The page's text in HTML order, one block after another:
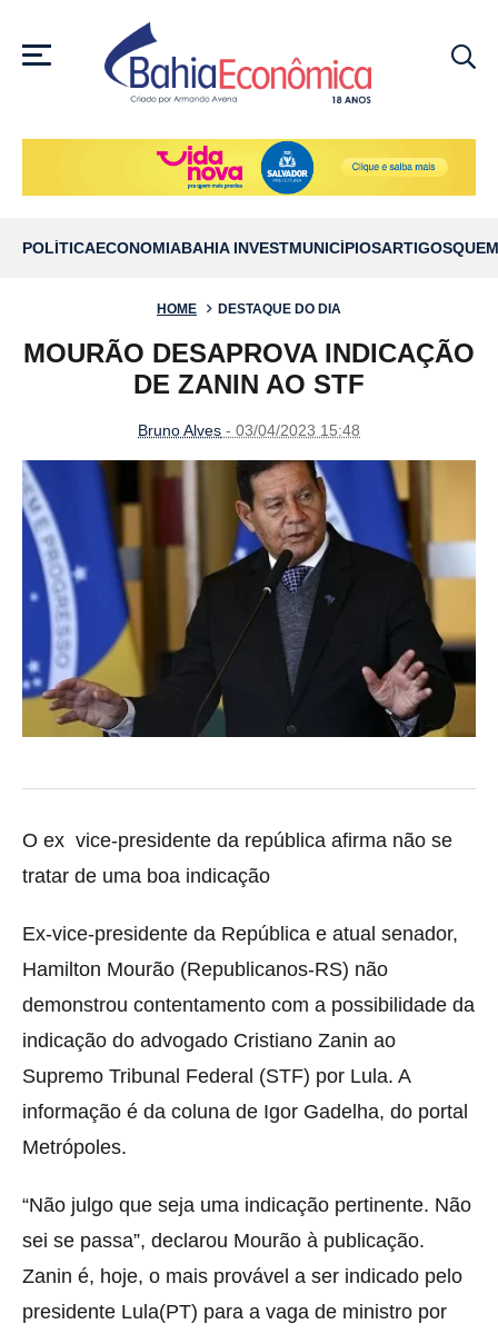
MENU
POLÍTICAECONOMIABAHIA INVESTMUNICÍPIOSARTIGOS
HOME DESTAQUE DO DIA
MOURÃO DESAPROVA INDICAÇÃO
DE ZANIN AO STF
Bruno Alves - 03/04/2023 15:48
O ex vice-presidente da república afirma não se
tratar de uma boa indicação
Ex-vice-presidente da República e atual senador,
Hamilton Mourão (Republicanos-RS) não
demonstrou contentamento com a possibilidade da
indicação do advogado Cristiano Zanin ao
Supremo Tribunal Federal (STF) por Lula. A
informação é da coluna de Igor Gadelha, do portal
Metrópoles.
“Não julgo que seja uma indicação pertinente. Não
sei se passa”, declarou Mourão à publicação.
Zanin é, hoje, o mais provável a ser indicado pelo
presidente Lula(PT) para a vaga de ministro por